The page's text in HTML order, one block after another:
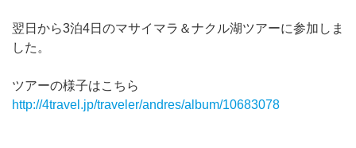
翌日から3泊4日のマサイマラ＆ナクル湖ツアーに参加しま
した。
ツアーの様子はこちら
http://4travel.jp/traveler/andres/album/10683078